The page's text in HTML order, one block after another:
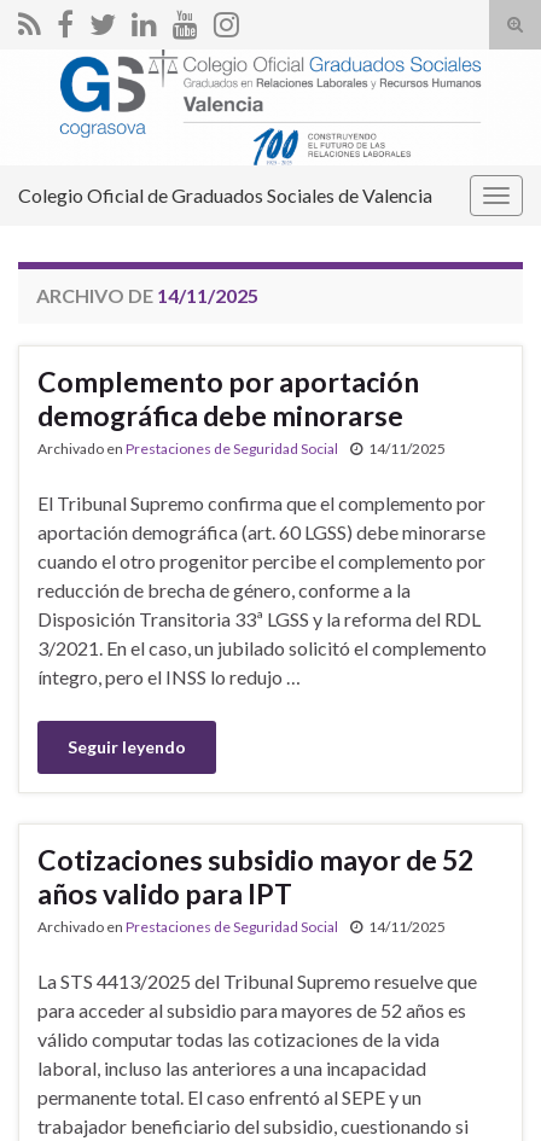
el
Search for:
Colegio Oficial de Graduados Sociales de Valencia
ARCHIVO DE 14/11/2025
Complemento por aportación
demográfica debe minorarse
Archivado en Prestaciones de Seguridad Social 14/11/2025
El Tribunal Supremo confirma que el complemento por
aportación demográfica (art. 60 LGSS) debe minorarse
cuando el otro progenitor percibe el complemento por
reducción de brecha de género, conforme a la
Disposición Transitoria 33ª LGSS y la reforma del RDL
3/2021. En el caso, un jubilado solicitó el complemento
íntegro, pero el INSS lo redujo …
Seguir leyendo
Cotizaciones subsidio mayor de 52
años valido para IPT
Archivado en Prestaciones de Seguridad Social 14/11/2025
La STS 4413/2025 del Tribunal Supremo resuelve que
para acceder al subsidio para mayores de 52 años es
válido computar todas las cotizaciones de la vida
laboral, incluso las anteriores a una incapacidad
permanente total. El caso enfrentó al SEPE y un
trabajador beneficiario del subsidio, cuestionando si